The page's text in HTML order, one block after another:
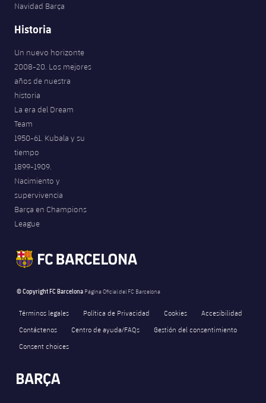
Navidad Barça
Historia
Un nuevo horizonte
2008-20. Los mejores
años de nuestra
historia
La era del Dream
Team
1950-61. Kubala y su
tiempo
1899-1909.
Nacimiento y
supervivencia
Barça en Champions
League
© Copyright FC Barcelona Página Oficial del FC Barcelona
Términos legales Política de Privacidad Cookies
Accesibilidad
Contáctenos
Centro de ayuda/FAQs
Gestión del consentimiento
Consent choices